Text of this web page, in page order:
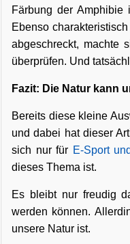
Färbung der
Ebenso
abgeschreckt, machte
überprüfen. Und
Fazit: Die Natur kann
Bereits diese kleine
und dabei hat dieser
sich nur für E-Sport
dieses Thema ist.
Es bleibt nur freudig
werden können.
unsere Natur ist.